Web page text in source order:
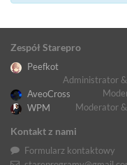
Zespół Starepro
Peefkot
Administrator
AveoCross
WPM
Moderator
Kontakt z nami
Formularz kontaktowy